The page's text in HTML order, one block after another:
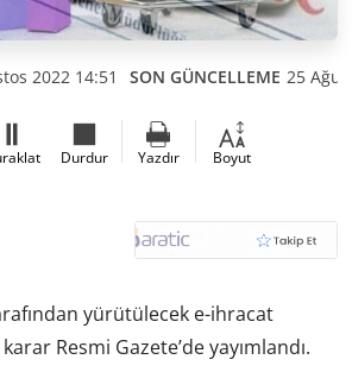
2022 14:51 SON GÜNCELLEME 25
Durdur Yazdır Boyut
yürütülecek e-ihracat
Resmi Gazete’de yayımlandı.